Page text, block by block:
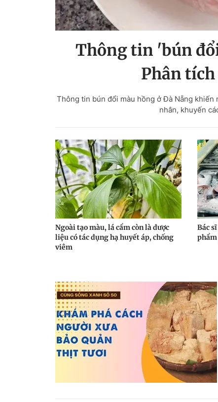
Thông tin 'bún
Phân
Thông tin bún đổi màu hồng ở Đà Nẵng
nhân, khuyến
Ngoài tạo màu, lá cẩm còn là dược
liệu có tác dụng hạ huyết áp, chống
viêm
Bác